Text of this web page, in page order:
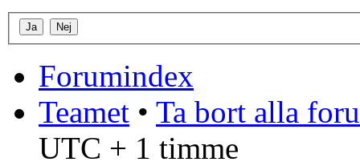
Forumindex
Teamet • Ta bort alla
UTC + 1 timme